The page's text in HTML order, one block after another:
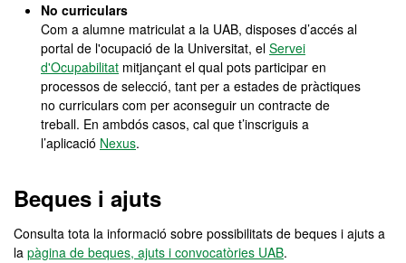
No curriculars
Com a alumne matriculat a la UAB, disposes d’accés al
portal de l'ocupació de la Universitat, el Servei
d'Ocupabilitat mitjançant el qual pots participar en
processos de selecció, tant per a estades de pràctiques
no curriculars com per aconseguir un contracte de
treball. En ambdós casos, cal que t’inscriguis a
l’aplicació Nexus.
Beques i ajuts
Consulta tota la informació sobre possibilitats de beques i ajuts a
la pàgina de beques, ajuts i convocatòries UAB.